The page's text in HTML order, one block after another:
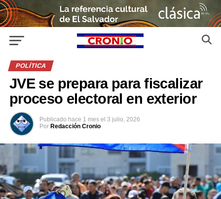
POLÍTICA
JVE se prepara para fiscalizar
proceso electoral en exterior
Publicado hace 1 mes el 3 julio, 2026
Por Redacción Cronio